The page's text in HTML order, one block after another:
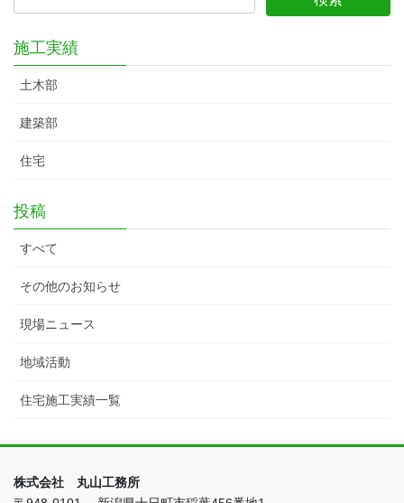
施工実績
土木部
建築部
住宅
投稿
すべて
その他のお知らせ
現場ニュース
地域活動
住宅施工実績一覧
株式会社 丸山工務所